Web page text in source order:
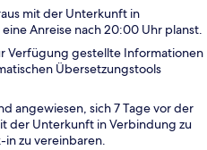
mit der Unterkunft in
Anreise nach 20:00 Uhr planst.
Verfügung gestellte Informationen
Übersetzungstools
angewiesen, sich 7 Tage vor der
der Unterkunft in Verbindung zu
in zu vereinbaren.